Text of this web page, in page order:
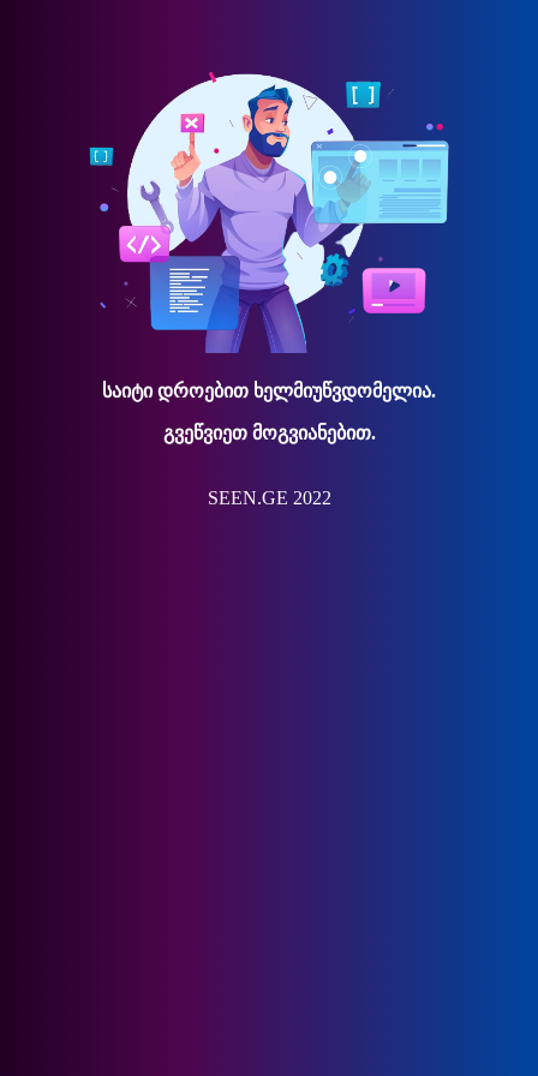
საიტი დროებით ხელმიუწვდომელია.
გვეწვიეთ მოგვიანებით.
SEEN.GE 2022